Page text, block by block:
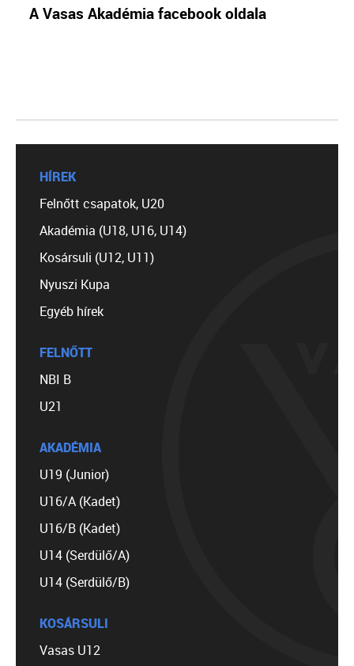
A Vasas Akadémia facebook oldala
HÍREK
Felnőtt csapatok, U20
Akadémia (U18, U16, U14)
Kosársuli (U12, U11)
Nyuszi Kupa
Egyéb hírek
FELNŐTT
NBI B
U21
AKADÉMIA
U19 (Junior)
U16/A (Kadet)
U16/B (Kadet)
U14 (Serdülő/A)
U14 (Serdülő/B)
KOSÁRSULI
Vasas U12